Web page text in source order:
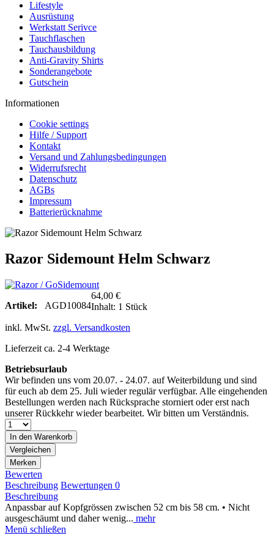
Lifestyle
Ausrüstung
Werkstatt Serivce
Tauchflaschen
Tauchausbildung
Anti-Gravity Shirts
Sonderangebote
Gutschein
Informationen
Cookie settings
Hilfe / Support
Kontakt
Versand und Zahlungsbedingungen
Widerrufsrecht
Datenschutz
AGBs
Impressum
Batterierücknahme
Razor Sidemount Helm Schwarz
Artikel: AGD10084
64,00 €
Inhalt: 1 Stück
inkl. MwSt. zzgl. Versandkosten
Lieferzeit ca. 2-4 Werktage
Betriebsurlaub
Wir befinden uns vom 20.07. - 24.07. auf Weiterbildung und sind
für euch ab dem 25. Juli wieder regulär verfügbar. Alle eingehenden
Bestellungen werden nach Rücksprache storniert oder erst nach
unserer Rückkehr wieder bearbeitet. Wir bitten um Verständnis.
In den Warenkorb
Vergleichen
Merken
Bewerten
Beschreibung Bewertungen 0
Beschreibung
Anpassbar auf Kopfgrössen zwischen 52 cm bis 58 cm. • Nicht
ausgeschäumt und daher wenig... mehr
Menü schließen